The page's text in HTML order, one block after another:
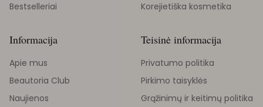
Bestselleriai
Korejietiška kosmetika
Informacija
Apie mus
Beautoria Club
Naujienos
Teisinė informacija
Privatumo politika
Pirkimo taisyklės
Grąžinimų ir keitimų politika